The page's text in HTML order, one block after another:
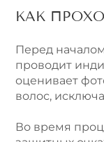
КАК
Перед
проводит
оценивает
волос,
Во время